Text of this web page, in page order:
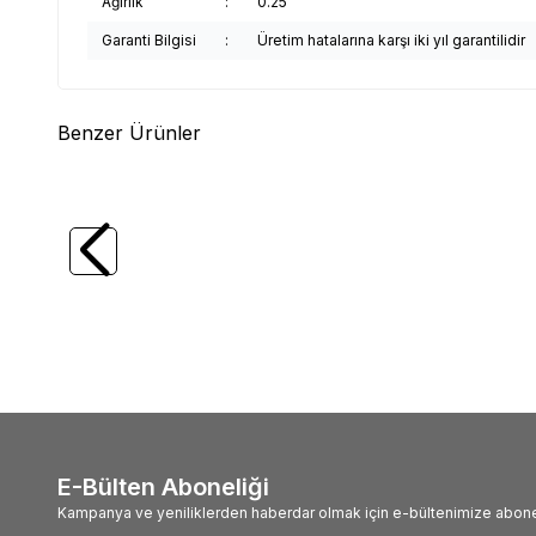
Garanti Bilgisi : Üretim hatalarına karşı iki yıl garantilidir
Benzer Ürünler
MANNESMANN
Matkap Uç Seti, 60Parça
E-Bülten Aboneliği
Kampanya ve yeniliklerden haberdar olmak için e-bültenimize